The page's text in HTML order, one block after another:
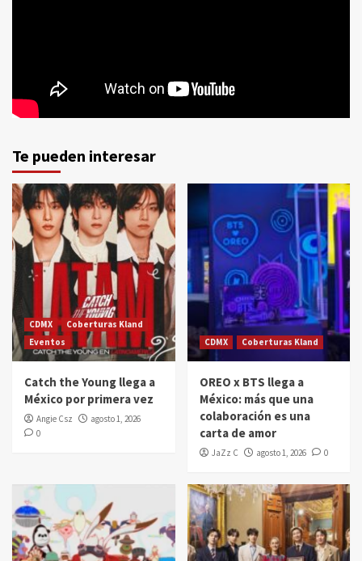
Te pueden interesar
CDMX
Coberturas Kland
Eventos
Catch the Young llega a
México por primera vez
Angie Csz
agosto 1, 2026
0
CDMX Coberturas Kland
OREO x BTS llega a
México: más que una
colaboración es una
carta de amor
JaZz C agosto 1, 2026 0